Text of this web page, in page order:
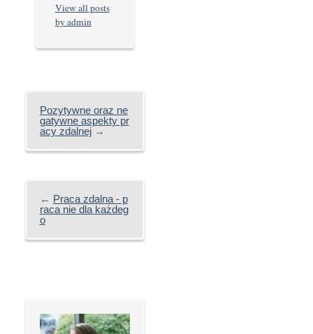
View all posts
by admin
Pozytywne oraz ne
gatywne aspekty pr
acy zdalnej→
← Praca zdalna - p
raca nie dla każdeg
o